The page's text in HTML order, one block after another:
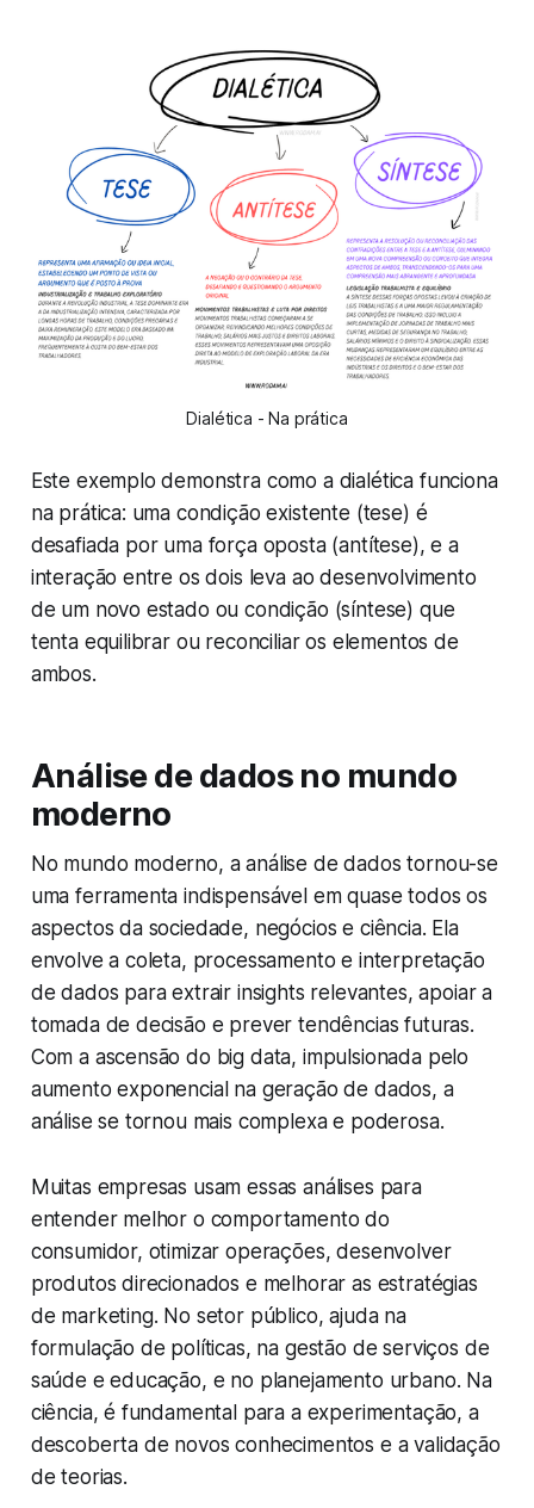
Dialética - Na prática
Este exemplo demonstra como a dialética funciona
na prática: uma condição existente (tese) é
desafiada por uma força oposta (antítese), e a
interação entre os dois leva ao desenvolvimento
de um novo estado ou condição (síntese) que
tenta equilibrar ou reconciliar os elementos de
ambos.
Análise de dados no mundo
moderno
No mundo moderno, a análise de dados tornou-se
uma ferramenta indispensável em quase todos os
aspectos da sociedade, negócios e ciência. Ela
envolve a coleta, processamento e interpretação
de dados para extrair insights relevantes, apoiar a
tomada de decisão e prever tendências futuras.
Com a ascensão do big data, impulsionada pelo
aumento exponencial na geração de dados, a
análise se tornou mais complexa e poderosa.
Muitas empresas usam essas análises para
entender melhor o comportamento do
consumidor, otimizar operações, desenvolver
produtos direcionados e melhorar as estratégias
de marketing. No setor público, ajuda na
formulação de políticas, na gestão de serviços de
saúde e educação, e no planejamento urbano. Na
ciência, é fundamental para a experimentação, a
descoberta de novos conhecimentos e a validação
de teorias.